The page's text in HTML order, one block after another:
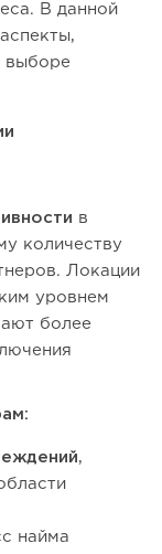
В данной
выборе
в
количеству
Локации
уровнем
более
,
найма